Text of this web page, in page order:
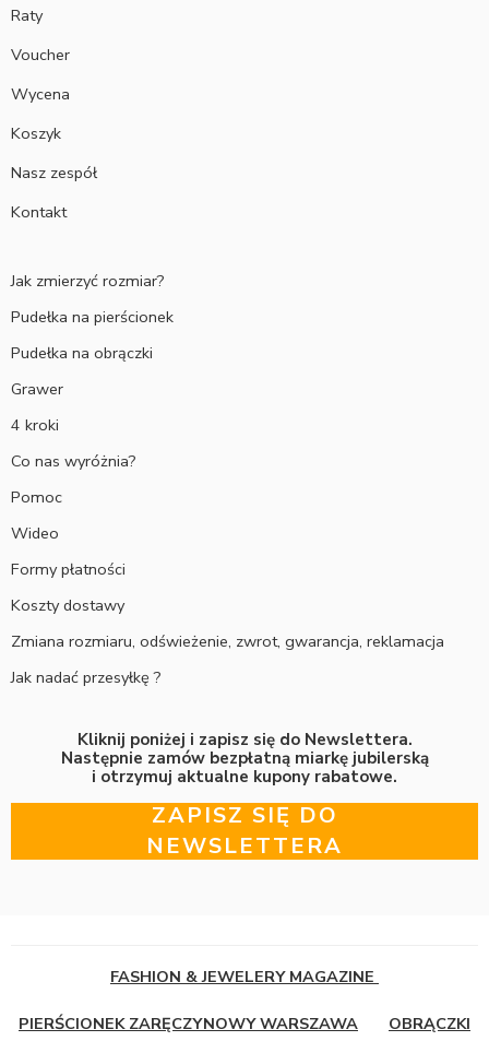
Raty
Voucher
Wycena
Koszyk
Nasz zespół
Kontakt
Jak zmierzyć rozmiar?
Pudełka na pierścionek
Pudełka na obrączki
Grawer
4 kroki
Co nas wyróżnia?
Pomoc
Wideo
Formy płatności
Koszty dostawy
Zmiana rozmiaru, odświeżenie, zwrot, gwarancja, reklamacja
Jak nadać przesyłkę ?
Kliknij poniżej i zapisz się do Newslettera.
Następnie zamów bezpłatną miarkę jubilerską
i otrzymuj aktualne kupony rabatowe.
ZAPISZ SIĘ DO
NEWSLETTERA
FASHION & JEWELERY MAGAZINE
PIERŚCIONEK ZARĘCZYNOWY WARSZAWA OBRĄCZKI